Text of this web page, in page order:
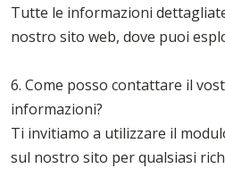
Tutte le informazioni
nostro sito web, dove puoi
6. Come posso contattare il
informazioni?
Ti invitiamo a utilizzare il
sul nostro sito per qualsiasi